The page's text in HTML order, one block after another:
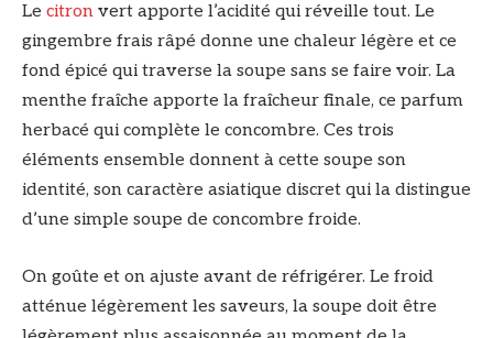
Le citron vert apporte l’acidité qui réveille tout. Le
gingembre frais râpé donne une chaleur légère et ce
fond épicé qui traverse la soupe sans se faire voir. La
menthe fraîche apporte la fraîcheur finale, ce parfum
herbacé qui complète le concombre. Ces trois
éléments ensemble donnent à cette soupe son
identité, son caractère asiatique discret qui la distingue
d’une simple soupe de concombre froide.
On goûte et on ajuste avant de réfrigérer. Le froid
atténue légèrement les saveurs, la soupe doit être